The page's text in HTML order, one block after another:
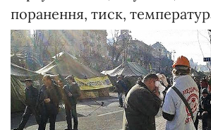
поранення, тиск,